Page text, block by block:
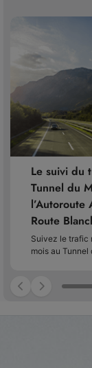
Le suivi du
Tunnel du
Route
Suivez le trafic
mois au Tunnel